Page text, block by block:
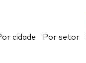
cidade Por setor